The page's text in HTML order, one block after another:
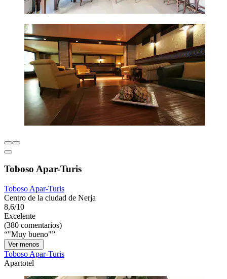
Toboso Apar-Turis
Toboso Apar-Turis
Centro de la ciudad de Nerja
8,6/10
Excelente
(380 comentarios)
"Muy bueno"
Ver menos
Toboso Apar-Turis
Apartotel